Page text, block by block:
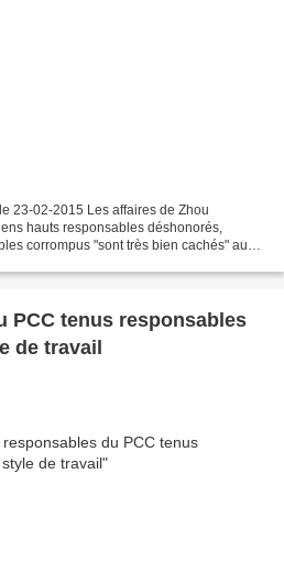
23-02-2015 Les affaires de Zhou
hauts responsables déshonorés,
corrompus "sont très bien cachés" au
PCC tenus responsables
de travail